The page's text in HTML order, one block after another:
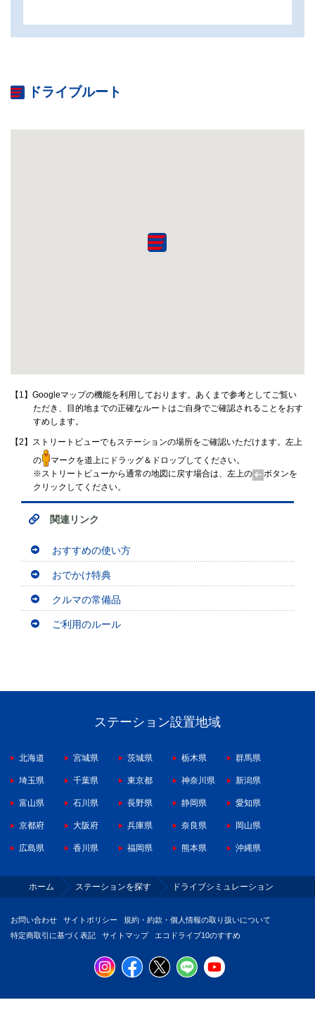
ドライブルート
【1】Googleマップの機能を利用しております。あくまで参考としてご覧い
ただき、目的地までの正確なルートはご自身でご確認されることをおす
すめします。
【2】ストリートビューでもステーションの場所をご確認いただけます。左上
の
マークを道上にドラッグ＆ドロップしてください。
※ストリートビューから通常の地図に戻す場合は、左上の
ボタンを
クリックしてください。
関連リンク
おすすめの使い方
おでかけ特典
クルマの常備品
ご利用のルール
ステーション設置地域
北海道 宮城県 茨城県 栃木県 群馬県
埼玉県 千葉県 東京都 神奈川県 新潟県
富山県 石川県 長野県 静岡県 愛知県
京都府 大阪府 兵庫県 奈良県 岡山県
広島県 香川県 福岡県 熊本県 沖縄県
ホーム ステーションを探す ドライブシミュレーション
お問い合わせ サイトポリシー
規約・約款・個人情報の取り扱いについて
特定商取引に基づく表記
サイトマップ エコドライブ10のすすめ